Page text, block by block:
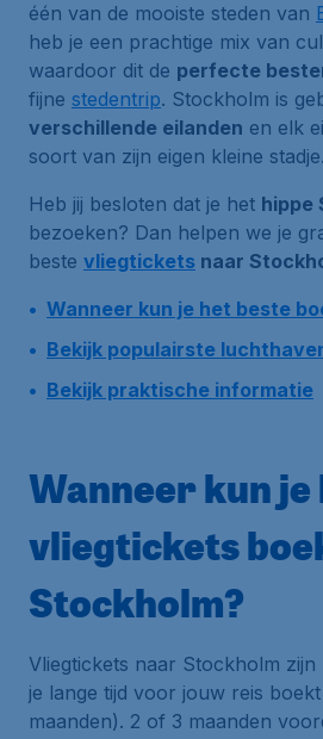
één van de mooiste steden van
heb je een prachtige mix van
waardoor dit de perfecte
fijne stedentrip. Stockholm is
verschillende eilanden en elk
soort van zijn eigen kleine stadje.
Heb jij besloten dat je het hippe
bezoeken? Dan helpen we je
beste vliegtickets naar
Wanneer kun je het beste
Bekijk populairste
Bekijk praktische informatie
Wanneer kun je
vliegtickets
Stockholm?
Vliegtickets naar Stockholm zijn
je lange tijd voor jouw reis
maanden). 2 of 3 maanden